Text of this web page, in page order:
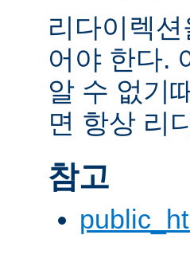
리다이렉
어야 한다.
알 수 없기
면 항상 리
참고